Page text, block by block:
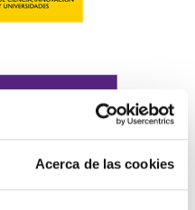
Acerca de las cookies